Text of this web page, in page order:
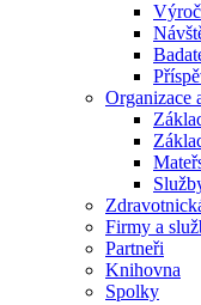
Organizace
Firmy a
Partneři
Knihovna
Spolky